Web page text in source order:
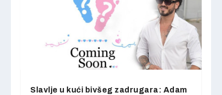
Slavlje u kući bivšeg zadrugara: Adam